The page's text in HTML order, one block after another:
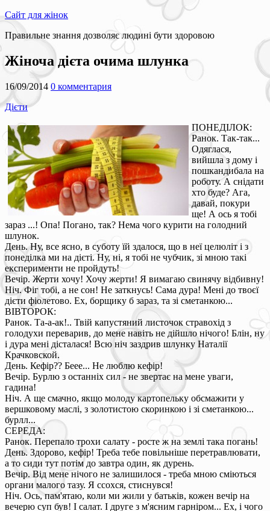
Сайт для жінок
Правильне знання дозволяє людині бути здоровою
Жіноча дієта очима шлунка
16/09/2014 0 комментария
Дієти
ПОНЕДІЛОК:
Ранок. Так-так...
Одяглася,
вийшла з дому і
пошкандибала на
роботу. А снідати
хто буде? Ага,
давай, покури
ще! А ось я тобі
зараз ...! Опа! Погано, так? Нема чого курити на голодний
шлунок.
День. Ну, все ясно, в суботу їй здалося, що в неї целюліт і з
понеділка ми на дієті. Ну, ні, я тобі не чубчик, зі мною такі
експерименти не пройдуть!
Вечір. Жерти хочу! Хочу жерти! Я вимагаю свинячу відбивну!
Ніч. Фіг тобі, а не сон! Не заткнусь! Сама дура! Мені до твоєї
дієти фіолетово. Ех, борщику б зараз, та зі сметанкою...
ВІВТОРОК:
Ранок. Та-а-ак!.. Твій капустяний листочок стравохід з
голодухи переварив, до мене навіть не дійшло нічого! Блін, ну
і дура мені дісталася! Всю ніч заздрив шлунку Наталії
Крачковской.
День. Кефір?? Беее... Не люблю кефір!
Вечір. Бурлю з останніх сил - не звертає на мене уваги,
гадина!
Ніч. А ще смачно, якщо молоду картопельку обсмажити у
вершковому маслі, з золотистою скоринкою і зі сметанкою...
бурлл...
СЕРЕДА:
Ранок. Перепало трохи салату - росте ж на землі така погань!
День. Здорово, кефір! Треба тебе повільніше перетравлювати,
а то сиди тут потім до завтра один, як дурень.
Вечір. Від мене нічого не залишилося - треба мною сміються
органи малого тазу. Я ссохся, стиснувся!
Ніч. Ось, пам'ятаю, коли ми жили у батьків, кожен вечір на
вечерю суп був! І салат. І друге з м'ясним гарніром... Ех, і чого